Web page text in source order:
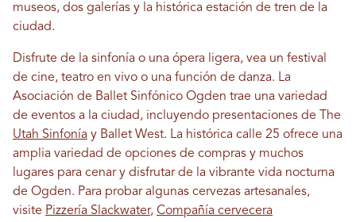
museos, dos galerías y la histórica estación de tren de la
ciudad.
Disfrute de la sinfonía o una ópera ligera, vea un festival
de cine, teatro en vivo o una función de danza. La
Asociación de Ballet Sinfónico Ogden trae una variedad
de eventos a la ciudad, incluyendo presentaciones de The
Utah Sinfonía y Ballet West. La histórica calle 25 ofrece una
amplia variedad de opciones de compras y muchos
lugares para cenar y disfrutar de la vibrante vida nocturna
de Ogden. Para probar algunas cervezas artesanales,
visite Pizzería Slackwater, Compañía cervecera